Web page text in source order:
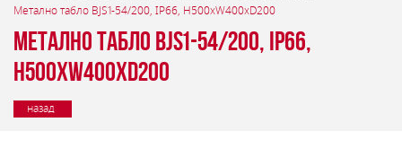
Метално табло BJS1-54/200, IP66, H500xW400xD200
Метално табло BJS1-54/200, IP66,
H500xW400xD200
назад